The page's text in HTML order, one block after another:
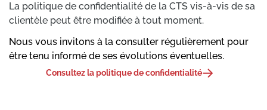
La politique de confidentialité de la CTS vis-à-vis de sa
clientèle peut être modifiée à tout moment.
Nous vous invitons à la consulter régulièrement pour
être tenu informé de ses évolutions éventuelles.
Consultez la politique de confidentialité